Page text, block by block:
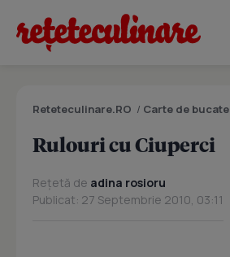
Reteteculinare.RO / Carte de bucate
Rulouri cu Ciuperci
Rețetă de adina rosioru
Publicat: 27 Septembrie 2010, 03:11